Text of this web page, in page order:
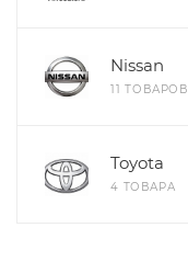
Nissan
11 ТОВАРОВ
Toyota
4 ТОВАРА